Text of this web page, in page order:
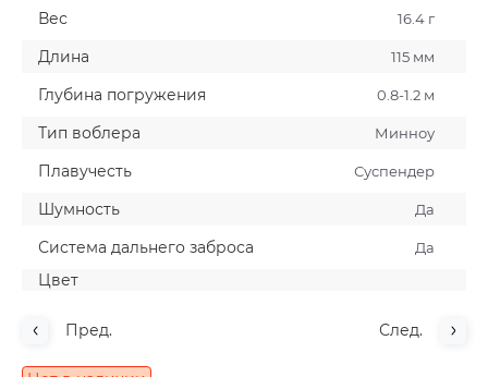
Вес 16.4 г
Длина 115 мм
Глубина погружения 0.8-1.2 м
Тип воблера Минноу
Плавучесть Суспендер
Шумность Да
Система дальнего заброса Да
Цвет
Пред. След.